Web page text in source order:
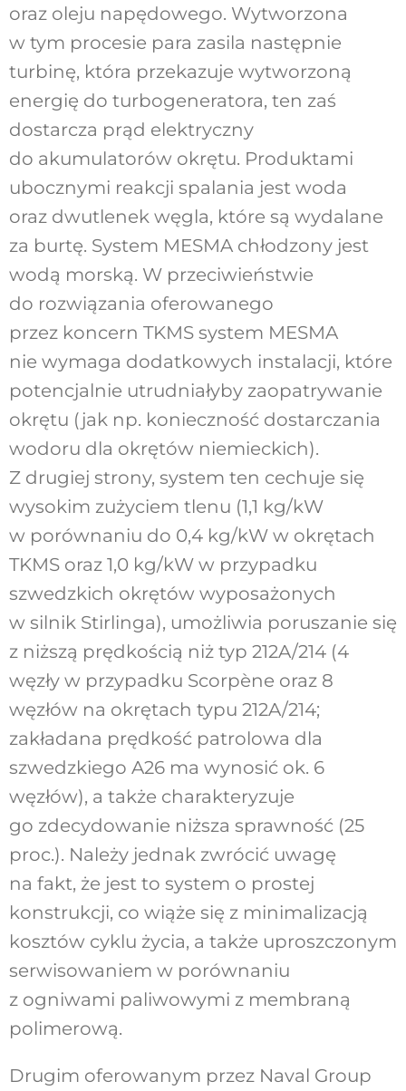
oraz oleju napędowego. Wytworzona
w tym procesie para zasila następnie
turbinę, która przekazuje wytworzoną
energię do turbogeneratora, ten zaś
dostarcza prąd elektryczny
do akumulatorów okrętu. Produktami
ubocznymi reakcji spalania jest woda
oraz dwutlenek węgla, które są wydalane
za burtę. System MESMA chłodzony jest
wodą morską. W przeciwieństwie
do rozwiązania oferowanego
przez koncern TKMS system MESMA
nie wymaga dodatkowych instalacji, które
potencjalnie utrudniałyby zaopatrywanie
okrętu (jak np. konieczność dostarczania
wodoru dla okrętów niemieckich).
Z drugiej strony, system ten cechuje się
wysokim zużyciem tlenu (1,1 kg/kW
w porównaniu do 0,4 kg/kW w okrętach
TKMS oraz 1,0 kg/kW w przypadku
szwedzkich okrętów wyposażonych
w silnik Stirlinga), umożliwia poruszanie się
z niższą prędkością niż typ 212A/214 (4
węzły w przypadku Scorpène oraz 8
węzłów na okrętach typu 212A/214;
zakładana prędkość patrolowa dla
szwedzkiego A26 ma wynosić ok. 6
węzłów), a także charakteryzuje
go zdecydowanie niższa sprawność (25
proc.). Należy jednak zwrócić uwagę
na fakt, że jest to system o prostej
konstrukcji, co wiąże się z minimalizacją
kosztów cyklu życia, a także uproszczonym
serwisowaniem w porównaniu
z ogniwami paliwowymi z membraną
polimerową.
Drugim oferowanym przez Naval Group